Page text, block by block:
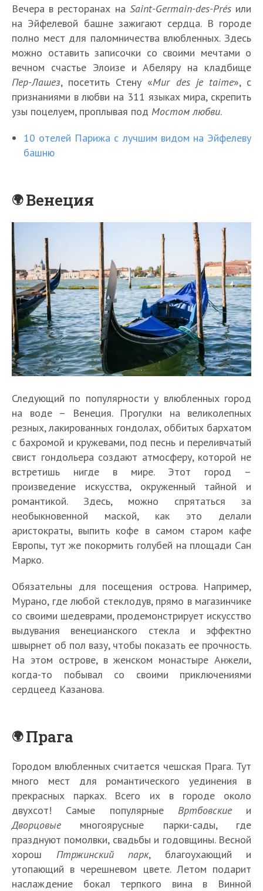
Вечера в ресторанах на Saint-Germain-des-Présили
на Эйфелевой башне зажигают сердца. В городе
полно мест для паломничества влюбленных. Здесь
можно оставить записочки со своими мечтами о
вечном счастье Элоизе и Абеляру на кладбище
Пер-Лашез, посетить Стену «Mur des je taime», с
признаниями в любви на 311 языках мира, скрепить
узы поцелуем, проплывая под Мостом любви.
10 отелей Парижа с лучшим видом на Эйфелеву
башню
Венеция
Следующий по популярности у влюбленных город
на воде – Венеция. Прогулки на великолепных
резных, лакированных гондолах, оббитых бархатом
с бахромой и кружевами, под песнь и переливчатый
свист гондольера создают атмосферу, которой не
встретишь нигде в мире. Этот город –
произведение искусства, окруженный тайной и
романтикой. Здесь, можно спрятаться за
необыкновенной маской, как это делали
аристократы, выпить кофе в самом старом кафе
Европы, тут же покормить голубей на площади Сан
Марко.
Обязательны для посещения острова. Например,
Мурано, где любой стеклодув, прямо в магазинчике
со своими шедеврами, продемонстрирует искусство
выдувания венецианского стекла и эффектно
швырнет об пол вазу, чтобы показать ее прочность.
На этом острове, в женском монастыре Анжели,
когда-то побывал со своими приключениями
сердцеед Казанова.
Прага
Городом влюбленных считается чешская Прага. Тут
много мест для романтического уединения в
прекрасных парках. Всего их в городе около
двухсот! Самые популярные Вртбовскиеи
Дворцовые многоярусные парки-сады, где
празднуют помолвки, свадьбы и годовщины. Весной
хорош Птржинский парк, благоухающий и
утопающий в черешневом цвете. Летом подарит
наслаждение бокал терпкого вина в Винной